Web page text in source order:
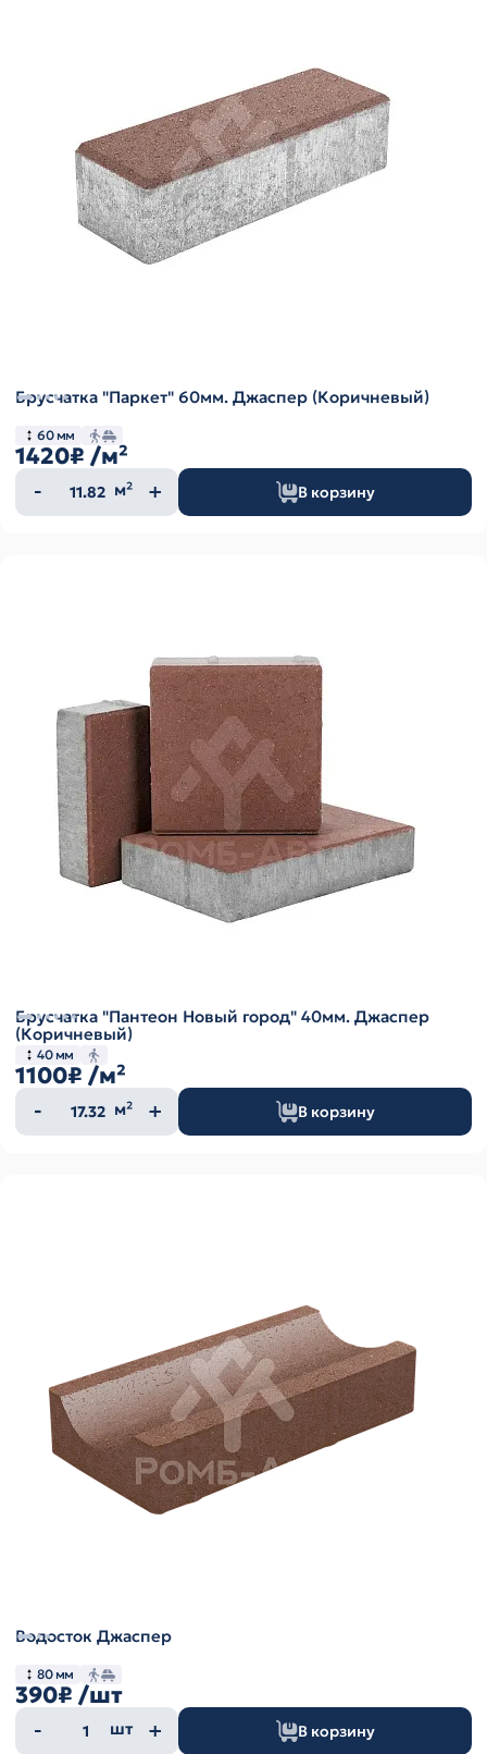
Брусчатка "Паркет" 60мм. Джаспер (Коричневый)
60 мм
1420₽ /м²
Количество
товара
м² В корзину
Брусчатка "Пантеон Новый город" 40мм. Джаспер
(Коричневый)
40 мм
1100₽ /м²
Количество
товара
м² В корзину
Водосток Джаспер
80 мм
390₽ /шт
Количество
шт В корзину